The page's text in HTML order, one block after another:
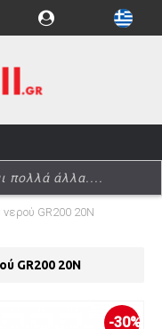
GR200 20N
GR200 20N
-30%